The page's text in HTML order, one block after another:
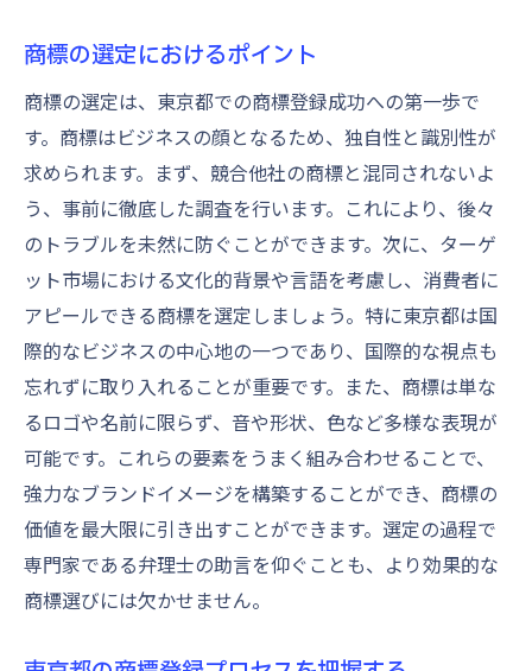
商標登録後のフォローアップ方法
東京都での商標ライセンスの活用法
商標権の管理と保護のポイント
商標更新手続きをスムーズに行う方法
商標登録を東京都で行う際の専門家の役割とは
商標専門家を選ぶ際の基準
東京都で商標登録手続きを委任するメリッ
ト
専門家による商標調査の重要性
商標登録における法的アドバイスの必要性
専門家が商標出願をサポートする方法
商標登録後のトラブル対応策
東京都での商標登録完了後に必要な管理と確認
方法
商標登録後の定期的な確認が重要な理由
商標の選定におけるポイント
商標の選定は、東京都での商標登録成功への第一歩で
す。商標はビジネスの顔となるため、独自性と識別性が
求められます。まず、競合他社の商標と混同されないよ
う、事前に徹底した調査を行います。これにより、後々
のトラブルを未然に防ぐことができます。次に、ターゲ
ット市場における文化的背景や言語を考慮し、消費者に
アピールできる商標を選定しましょう。特に東京都は国
際的なビジネスの中心地の一つであり、国際的な視点も
忘れずに取り入れることが重要です。また、商標は単な
るロゴや名前に限らず、音や形状、色など多様な表現が
可能です。これらの要素をうまく組み合わせることで、
強力なブランドイメージを構築することができ、商標の
価値を最大限に引き出すことができます。選定の過程で
専門家である弁理士の助言を仰ぐことも、より効果的な
商標選びには欠かせません。